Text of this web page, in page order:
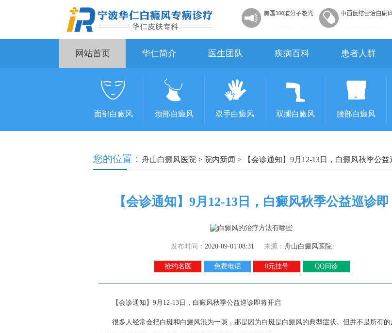
网站首页 华仁简介 医生团队 疾病百科 患者人群
面部白癜风 颈部白癜风 双手白癜风 双腿白癜风 腰部白癜风
您的位置： 舟山白癜风医院 > 院内新闻 > 【会诊通知】9月12-13日，白癜风秋季公益
【会诊通知】9月12-13日，白癜风秋季公益巡诊即
发布时间： 2020-09-01 08:31 来源： 舟山白癜风医院
抢约名医 免费电话 0元挂号 QQ问诊
【会诊通知】9月12-13日，白癜风秋季公益巡诊即将开启
很多人经常会把白斑和白癜风混为一谈，那是因为白斑是白癜风的典型症状。但并不是所有的